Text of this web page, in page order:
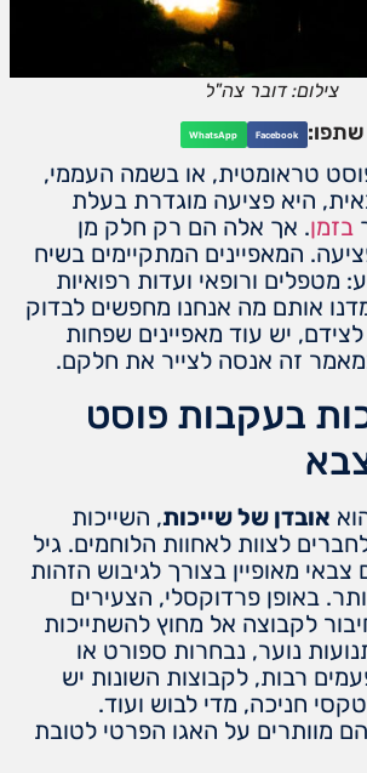
צילום: דובר צה"ל
שתפו: Facebook
WhatsApp
טראומטית, או בשמה העממי,
היא פציעה מוגדרת בעלת
בזמן. אך אלה הם רק חלק מן
המאפיינים המתקיימים בשיח
מטפלים ורופאי ועדות רפואיות
אותם מה אנחנו מחפשים לבדוק
יש עוד מאפיינים שפחות
זה אנסה לצייר את חלקם.
בעקבות פוסט
אובדן של שייכות, השייכות
לצוות לאחוות הלוחמים. גיל
מאופיין בצורך לגיבוש הזהות
באופן פרדוקסלי, הצעירים
לקבוצה אל מחוץ להשתייכות
נוער, נבחרות ספורט או
רבות, לקבוצות השונות יש
חניכה, מדי לבוש ועוד.
מוותרים על האגו הפרטי לטובת